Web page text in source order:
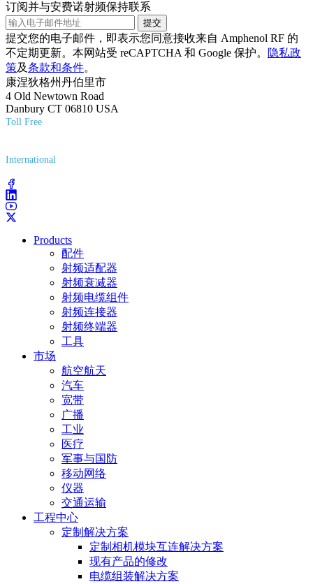
订阅并与安费诺射频保持联系
提交
提交您的电子邮件，即表示您同意接收来自 Amphenol RF 的
不定期更新。本网站受 reCAPTCHA 和 Google 保护。
隐私政
策及条款和条件。
康涅狄格州丹伯里市
4 Old Newtown Road
Danbury CT 06810 USA
Toll Free
International
Products
配件
射频适配器
射频衰减器
射频电缆组件
射频连接器
射频终端器
工具
市场
航空航天
汽车
宽带
广播
工业
医疗
军事与国防
移动网络
仪器
交通运输
工程中心
定制解决方案
定制相机模块互连解决方案
现有产品的修改
电缆组装解决方案